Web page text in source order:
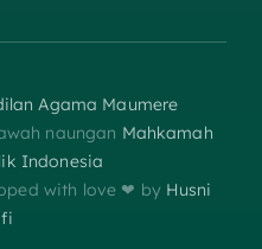
Agama Maumere
naungan Mahkamah
Indonesia
with love ❤︎‬ by Husni